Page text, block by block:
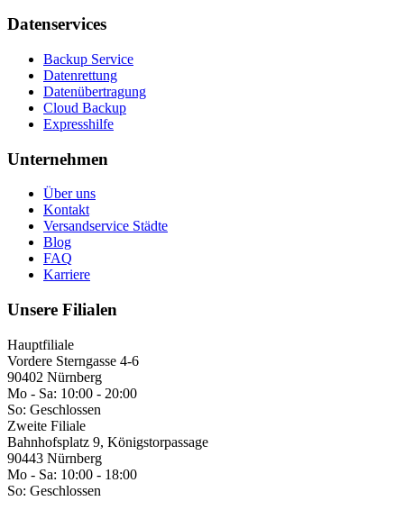
Datenservices
Backup Service
Datenrettung
Datenübertragung
Cloud Backup
Expresshilfe
Unternehmen
Über uns
Kontakt
Versandservice Städte
Blog
FAQ
Karriere
Unsere Filialen
Hauptfiliale
Vordere Sterngasse 4-6
90402 Nürnberg
Mo - Sa: 10:00 - 20:00
So: Geschlossen
Zweite Filiale
Bahnhofsplatz 9, Königstorpassage
90443 Nürnberg
Mo - Sa: 10:00 - 18:00
So: Geschlossen